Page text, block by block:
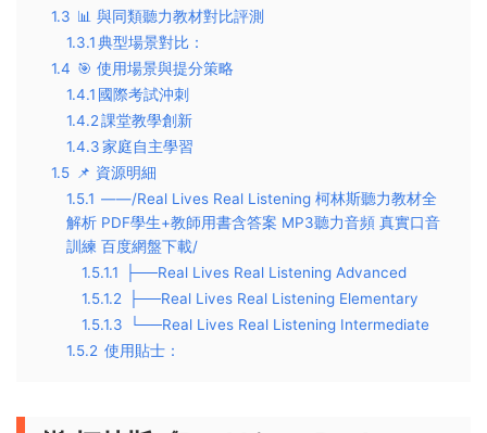
1.3 📊 ​​與同類聽力教材對比評測​​
1.3.1​​典型場景對比​​：
1.4 🎯 ​​使用場景與提分策略​​
1.4.1 ​​國際考試沖刺​​
1.4.2​​課堂教學創新​​
1.4.3​​家庭自主學習​​
1.5 📌 ​資源明細​​
1.5.1 ——/Real Lives Real Listening 柯林斯聽力教材全
解析 PDF學生+教師用書含答案 MP3聽力音頻 真實口音
訓練 百度網盤下載/
1.5.1.1
├──Real Lives Real Listening Advanced
1.5.1.2
├──Real Lives Real Listening Elementary
1.5.1.3
└──Real Lives Real Listening Intermediate
1.5.2 使用貼士​​：